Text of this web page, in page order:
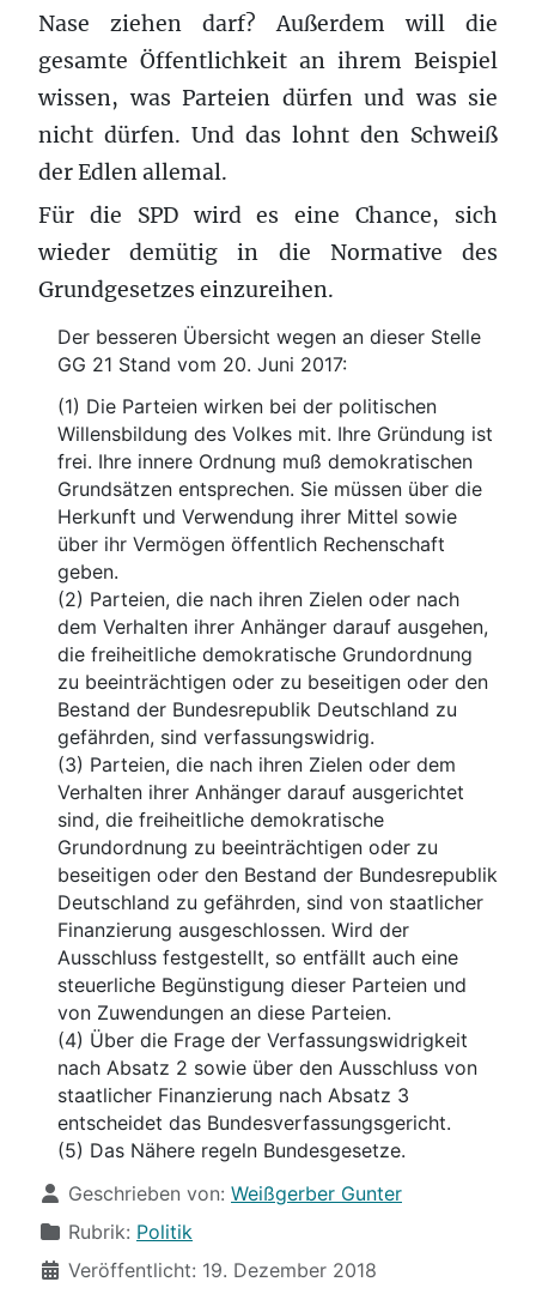
Nase ziehen darf? Außerdem will die
gesamte Öffentlichkeit an ihrem Beispiel
wissen, was Parteien dürfen und was sie
nicht dürfen. Und das lohnt den Schweiß
der Edlen allemal.
Für die SPD wird es eine Chance, sich
wieder demütig in die Normative des
Grundgesetzes einzureihen.
Der besseren Übersicht wegen an dieser Stelle
GG 21 Stand vom 20. Juni 2017:
(1) Die Parteien wirken bei der politischen
Willensbildung des Volkes mit. Ihre Gründung ist
frei. Ihre innere Ordnung muß demokratischen
Grundsätzen entsprechen. Sie müssen über die
Herkunft und Verwendung ihrer Mittel sowie
über ihr Vermögen öffentlich Rechenschaft
geben.
(2) Parteien, die nach ihren Zielen oder nach
dem Verhalten ihrer Anhänger darauf ausgehen,
die freiheitliche demokratische Grundordnung
zu beeinträchtigen oder zu beseitigen oder den
Bestand der Bundesrepublik Deutschland zu
gefährden, sind verfassungswidrig.
(3) Parteien, die nach ihren Zielen oder dem
Verhalten ihrer Anhänger darauf ausgerichtet
sind, die freiheitliche demokratische
Grundordnung zu beeinträchtigen oder zu
beseitigen oder den Bestand der Bundesrepublik
Deutschland zu gefährden, sind von staatlicher
Finanzierung ausgeschlossen. Wird der
Ausschluss festgestellt, so entfällt auch eine
steuerliche Begünstigung dieser Parteien und
von Zuwendungen an diese Parteien.
(4) Über die Frage der Verfassungswidrigkeit
nach Absatz 2 sowie über den Ausschluss von
staatlicher Finanzierung nach Absatz 3
entscheidet das Bundesverfassungsgericht.
(5) Das Nähere regeln Bundesgesetze.
Details
Geschrieben von: Weißgerber Gunter
Rubrik: Politik
Veröffentlicht: 19. Dezember 2018